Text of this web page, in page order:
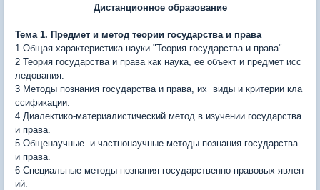
Дистанционное образование
Темa 1. Предмет и метод теории государства и права
1 Общая характеристика науки "Теория государства и права".
2 Теория государства и права как наука, ее объект и предмет исс
ледования.
3 Методы познания государства и права, их виды и критерии кла
ссификации.
4 Диалектико-материалистический метод в изучении государства
и права.
5 Общенаучные и частнонаучные методы познания государства
и права.
6 Специальные методы познания государственно-правовых явлен
ий.